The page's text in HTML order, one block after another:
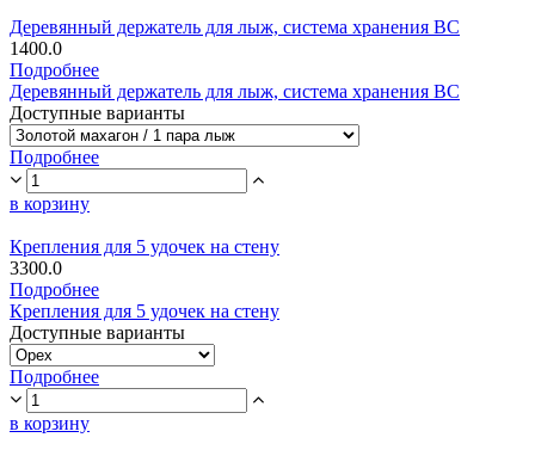
Деревянный держатель для лыж, система хранения ВС
1400.0
Подробнее
Деревянный держатель для лыж, система хранения ВС
Доступные варианты
Подробнее
в корзину
Крепления для 5 удочек на стену
3300.0
Подробнее
Крепления для 5 удочек на стену
Доступные варианты
Подробнее
в корзину